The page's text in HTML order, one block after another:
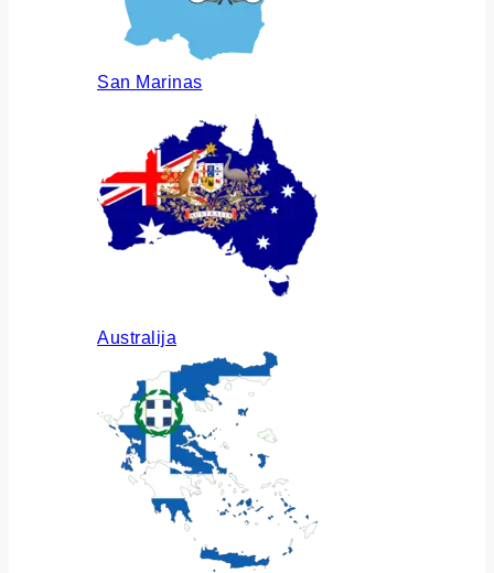
San Marinas
Australija